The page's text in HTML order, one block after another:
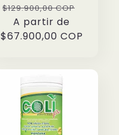
Precio
habitual
$129.900,00 COP
oferta
A partir de
$67.900,00 COP